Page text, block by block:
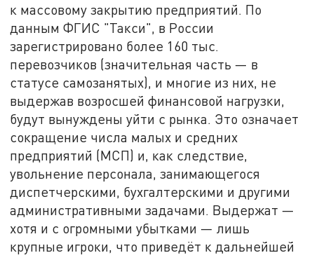
к массовому закрытию предприятий. По
данным ФГИС "Такси", в России
зарегистрировано более 160 тыс.
перевозчиков (значительная часть — в
статусе самозанятых), и многие из них, не
выдержав возросшей финансовой нагрузки,
будут вынуждены уйти с рынка. Это означает
сокращение числа малых и средних
предприятий (МСП) и, как следствие,
увольнение персонала, занимающегося
диспетчерскими, бухгалтерскими и другими
административными задачами. Выдержат —
хотя и с огромными убытками — лишь
крупные игроки, что приведёт к дальнейшей